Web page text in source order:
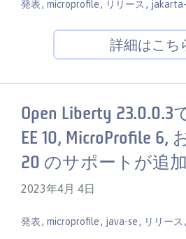
発表, microprofile, リリース ,
詳細はこち
Open Liberty 23.0.0.3
EE 10, MicroProfile 6,
20 のサポートが追
2023年4月 4日
発表, microprofile, java-se, リリース ,